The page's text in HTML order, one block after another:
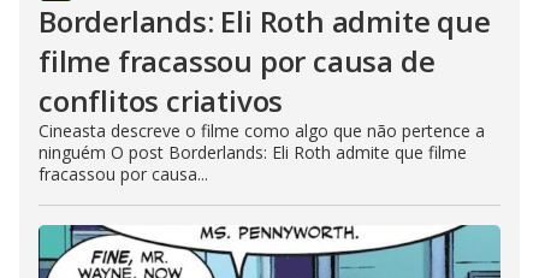
Borderlands: Eli Roth admite que
filme fracassou por causa de
conflitos criativos
Cineasta descreve o filme como algo que não pertence a
ninguém O post Borderlands: Eli Roth admite que filme
fracassou por causa...